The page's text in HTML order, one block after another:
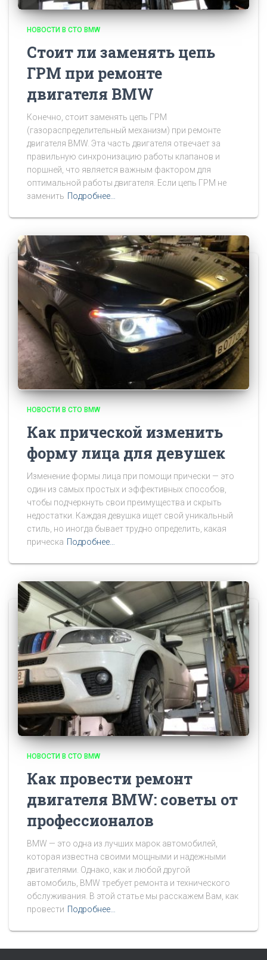
НОВОСТИ В СТО BMW
Стоит ли заменять цепь
ГРМ при ремонте
двигателя BMW
Конечно, стоит заменять цепь ГРМ
(газораспределительный механизм) при ремонте
двигателя BMW. Эта часть двигателя отвечает за
правильную синхронизацию работы клапанов и
поршней, что является важным фактором для
оптимальной работы двигателя. Если цепь ГРМ не
заменить Подробнее…
НОВОСТИ В СТО BMW
Как прической изменить
форму лица для девушек
Изменение формы лица при помощи прически — это
один из самых простых и эффективных способов,
чтобы подчеркнуть свои преимущества и скрыть
недостатки. Каждая девушка ищет свой уникальный
стиль, но иногда бывает трудно определить, какая
прическа Подробнее…
НОВОСТИ В СТО BMW
Как провести ремонт
двигателя BMW: советы от
профессионалов
BMW — это одна из лучших марок автомобилей,
которая известна своими мощными и надежными
двигателями. Однако, как и любой другой
автомобиль, BMW требует ремонта и технического
обслуживания. В этой статье мы расскажем Вам, как
провести Подробнее…